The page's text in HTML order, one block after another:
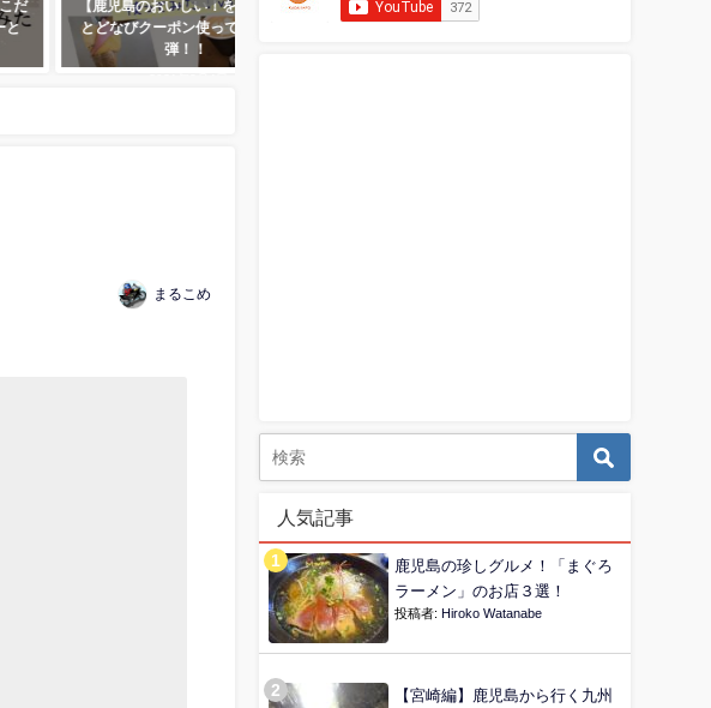
【鹿児島・ちゃぶや咖喱堂】こだ
わりの絶品ヴィーガンカレーと
は？
【鹿児島のおいしい！をお得に】
まるこめ
人気記事
鹿児島の珍しグルメ！「まぐろ
ラーメン」のお店３選！
投稿者: Hiroko Watanabe
【宮崎編】鹿児島から行く九州